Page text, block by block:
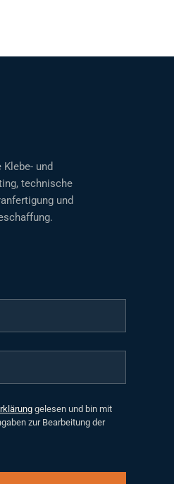
und
technische
und
gelesen und bin mit
zur Bearbeitung der